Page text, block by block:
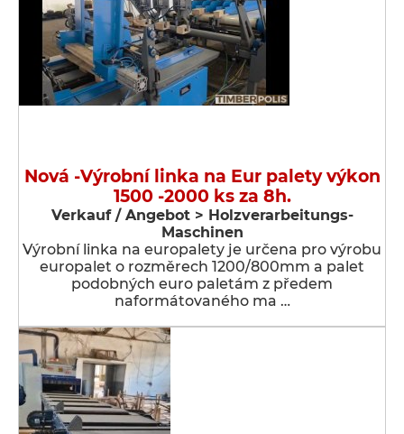
Nová -Výrobní linka na Eur palety výkon
1500 -2000 ks za 8h.
Verkauf / Angebot > Holzverarbeitungs-
Maschinen
Výrobní linka na europalety je určena pro výrobu
europalet o rozměrech 1200/800mm a palet
podobných euro paletám z předem
naformátovaného ma …